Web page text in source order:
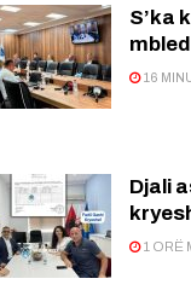
S’ka
16
Djali
1 ORË